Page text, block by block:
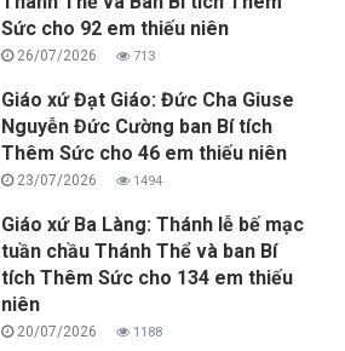
Sức cho 92 em thiếu niên
26/07/2026 713
Giáo xứ Đạt Giáo: Đức Cha Giuse
Nguyễn Đức Cường ban Bí tích
Thêm Sức cho 46 em thiếu niên
23/07/2026 1494
Giáo xứ Ba Làng: Thánh lễ bế mạc
tuần chầu Thánh Thể và ban Bí
tích Thêm Sức cho 134 em thiếu
niên
20/07/2026 1188